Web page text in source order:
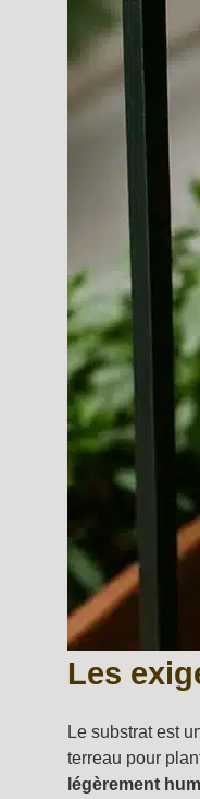
Les
Le substrat est
terreau pour
légèrement